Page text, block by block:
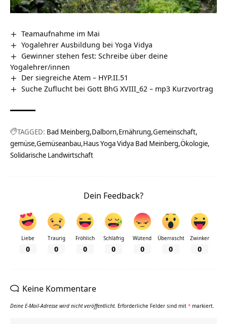
Teamaufnahme im Mai
Yogalehrer Ausbildung bei Yoga Vidya
Gewinner stehen fest: Schreibe über deine
Yogalehrer/innen
Der siegreiche Atem – HYP.II.51
Suche Zuflucht bei Gott BhG XVIII_62 – mp3 Kurzvortrag
TAGGED: Bad Meinberg Dalborn Ernährung Gemeinschaft
gemüse Gemüseanbau Haus Yoga Vidya Bad Meinberg Ökologie
Solidarische Landwirtschaft
Dein Feedback?
Liebe
0
Traurig
0
Fröhlich
0
Schläfrig
0
Wütend
0
Überrascht
0
Zwinker
0
Keine Kommentare
Deine E-Mail-Adresse wird nicht veröffentlicht. Erforderliche Felder sind mit * markiert.